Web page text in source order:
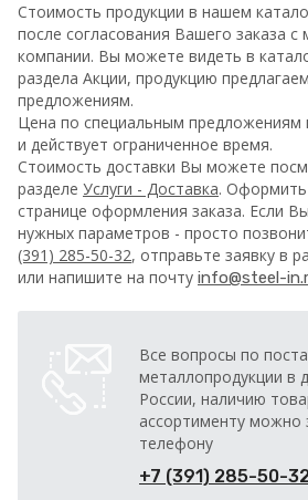
Стоимость продукции в нашем
после согласования Вашего заказа
компании. Вы можете видеть в
раздела Акции, продукцию
предложениям.
Цена по специальным предложениям
и действует ограниченное время.
Стоимость доставки Вы можете
разделе Услуги - Доставка.
странице оформления заказа. Если
нужных параметров - просто
(391) 285-50-32, отправьте заявку в
или напишите на почту info@steel-
Все вопросы по
металлопродукции в
России, наличию
ассортименту можно
телефону
+7 (391) 285-50-